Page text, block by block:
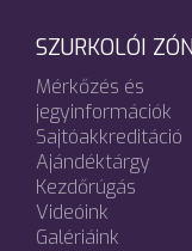
SZURKOLÓI
Mérkőzés és
jegyinformációk
Sajtóakkreditáció
Ajándéktárgy
Kezdőrúgás
Videóink
Galériáink